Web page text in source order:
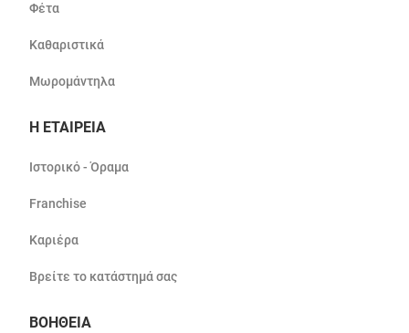
Φέτα
Καθαριστικά
Μωρομάντηλα
Η ΕΤΑΙΡΕΙΑ
Ιστορικό - Όραμα
Franchise
Καριέρα
Βρείτε το κατάστημά σας
ΒΟΗΘΕΙΑ